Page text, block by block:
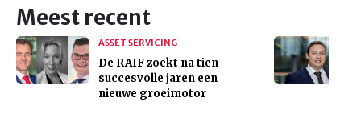
Meest recent
ASSET SERVICING
De RAIF zoekt na tien
succesvolle jaren een
nieuwe groeimotor